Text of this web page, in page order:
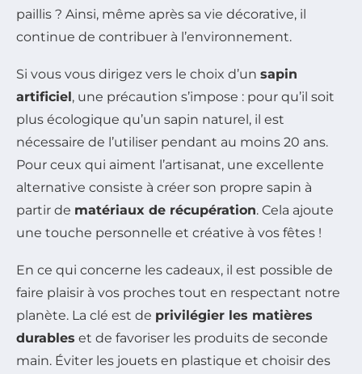
paillis ? Ainsi, même après sa vie décorative, il
continue de contribuer à l’environnement.
Si vous vous dirigez vers le choix d’un sapin
artificiel, une précaution s’impose : pour qu’il soit
plus écologique qu’un sapin naturel, il est
nécessaire de l’utiliser pendant au moins 20 ans.
Pour ceux qui aiment l’artisanat, une excellente
alternative consiste à créer son propre sapin à
partir de matériaux de récupération. Cela ajoute
une touche personnelle et créative à vos fêtes !
En ce qui concerne les cadeaux, il est possible de
faire plaisir à vos proches tout en respectant notre
planète. La clé est de privilégier les matières
durables et de favoriser les produits de seconde
main. Éviter les jouets en plastique et choisir des